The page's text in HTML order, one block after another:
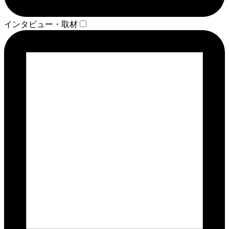
インタビュー・取材